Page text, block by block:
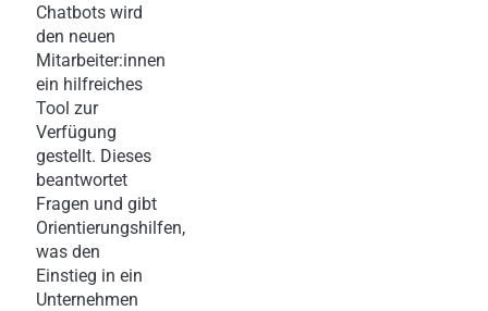
Chatbots wird
den neuen
Mitarbeiter:innen
ein hilfreiches
Tool zur
Verfügung
gestellt. Dieses
beantwortet
Fragen und gibt
Orientierungshilfen,
was den
Einstieg in ein
Unternehmen